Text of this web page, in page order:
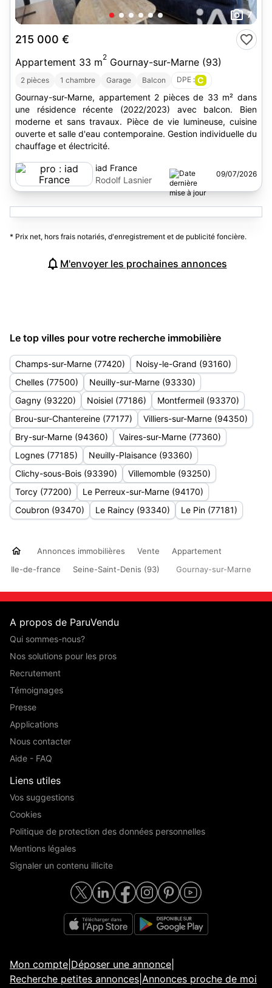
7
215 000 €
Appartement 33 m2 Gournay-sur-Marne (93)
2 pièces 1 chambre Garage Balcon DPE : C
Gournay-sur-Marne, appartement 2 pièces de 33 m² dans
une résidence récente (2022/2023) avec balcon. Bien
moderne et sans travaux. Pièce de vie lumineuse, cuisine
ouverte et salle d'eau contemporaine. Gestion individuelle du
chauffage et électricité.
iad France
Rodolf Lasnier
09/07/2026
* Prix net, hors frais notariés, d'enregistrement et de publicité foncière.
M'envoyer les prochaines annonces
Le top villes pour votre recherche immobilière
Champs-sur-Marne (77420)
Noisy-le-Grand (93160)
Chelles (77500)
Neuilly-sur-Marne (93330)
Gagny (93220)
Noisiel (77186)
Montfermeil (93370)
Brou-sur-Chantereine (77177)
Villiers-sur-Marne (94350)
Bry-sur-Marne (94360)
Vaires-sur-Marne (77360)
Lognes (77185)
Neuilly-Plaisance (93360)
Clichy-sous-Bois (93390)
Villemomble (93250)
Torcy (77200)
Le Perreux-sur-Marne (94170)
Coubron (93470)
Le Raincy (93340) Le Pin (77181)
Annonces immobilières Vente
Appartement
Ile-de-france
Seine-Saint-Denis (93) Gournay-sur-Marne
A propos de ParuVendu
Qui sommes-nous?
Nos solutions pour les pros
Recrutement
Témoignages
Presse
Applications
Nous contacter
Aide - FAQ
Liens utiles
Vos suggestions
Cookies
Politique de protection des données personnelles
Mentions légales
Signaler un contenu illicite
Mon compte Déposer une annonce
Recherche petites annonces Annonces proche de moi